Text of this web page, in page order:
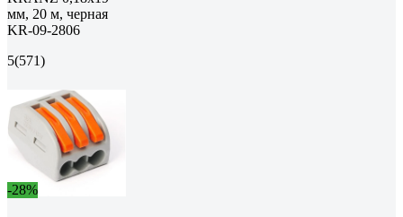
мм, 20 м, черная
KR-09-2806
5(571)
-28%